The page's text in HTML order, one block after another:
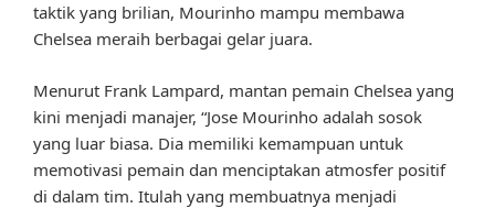
taktik yang brilian, Mourinho mampu membawa
Chelsea meraih berbagai gelar juara.
Menurut Frank Lampard, mantan pemain Chelsea yang
kini menjadi manajer, “Jose Mourinho adalah sosok
yang luar biasa. Dia memiliki kemampuan untuk
memotivasi pemain dan menciptakan atmosfer positif
di dalam tim. Itulah yang membuatnya menjadi